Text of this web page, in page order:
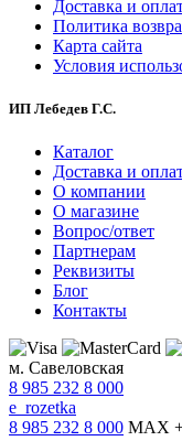
Доставка и
Политика
Карта сайта
Условия
ИП Лебедев Г.С.
Каталог
Доставка и
О компании
О магазине
Вопрос/ответ
Партнерам
Реквизиты
Блог
Контакты
м. Савеловская
8 985 232 8 000
e_rozetka
8 985 232 8 000 MAX